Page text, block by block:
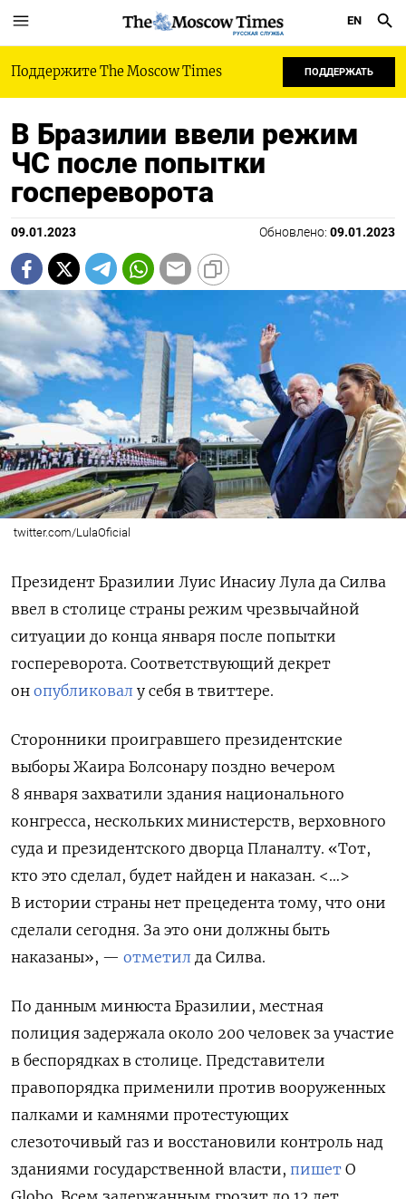
РУССКАЯ СЛУЖБА
EN
Поддержите The Moscow Times ПОДДЕРЖАТЬ
В Бразилии ввели режим
ЧС после попытки
госпереворота
09.01.2023 Обновлено: 09.01.2023
twitter.com/LulaOficial
Президент Бразилии Луис Инасиу Лула да Силва
ввел в столице страны режим чрезвычайной
ситуации до конца января после попытки
госпереворота. Соответствующий декрет
он опубликовал у себя в твиттере.
Сторонники проигравшего президентские
выборы Жаира Болсонару поздно вечером
8 января захватили здания национального
конгресса, нескольких министерств, верховного
суда и президентского дворца Планалту. «Тот,
кто это сделал, будет найден и наказан. <…>
В истории страны нет прецедента тому, что они
сделали сегодня. За это они должны быть
наказаны», — отметил да Силва.
По данным минюста Бразилии, местная
полиция задержала около 200 человек за участие
в беспорядках в столице. Представители
правопорядка применили против вооруженных
палками и камнями протестующих
слезоточивый газ и восстановили контроль над
зданиями государственной власти, пишет O